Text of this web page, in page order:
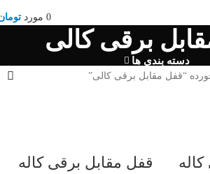
0 مورد
برقی کالی
دسته بندی ها
“قفل مقابل برقی کالی”
قفل مقابل برقی کاله